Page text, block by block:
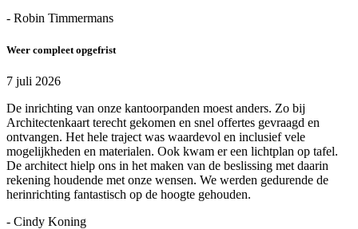
- Robin Timmermans
Weer compleet opgefrist
7 juli 2026
De inrichting van onze kantoorpanden moest anders. Zo bij
Architectenkaart terecht gekomen en snel offertes gevraagd en
ontvangen. Het hele traject was waardevol en inclusief vele
mogelijkheden en materialen. Ook kwam er een lichtplan op tafel.
De architect hielp ons in het maken van de beslissing met daarin
rekening houdende met onze wensen. We werden gedurende de
herinrichting fantastisch op de hoogte gehouden.
- Cindy Koning